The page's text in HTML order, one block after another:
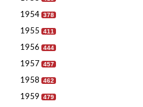
1954 378
1955 411
1956 444
1957 457
1958 462
1959 479